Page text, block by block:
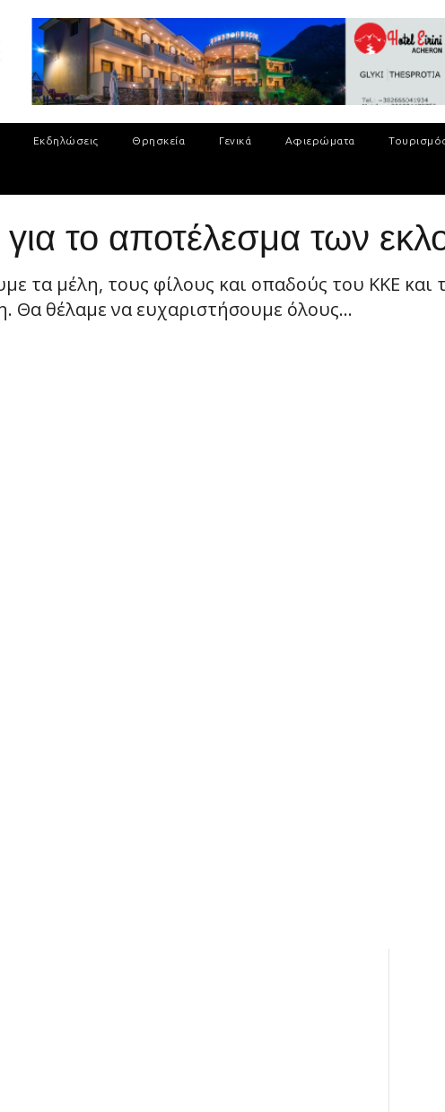
Εκδηλώσεις Θρησκεία Γενικά Αφιερώματα
το αποτέλεσμα των
τα μέλη, τους φίλους και οπαδούς του ΚΚΕ και
Θα θέλαμε να ευχαριστήσουμε όλους...